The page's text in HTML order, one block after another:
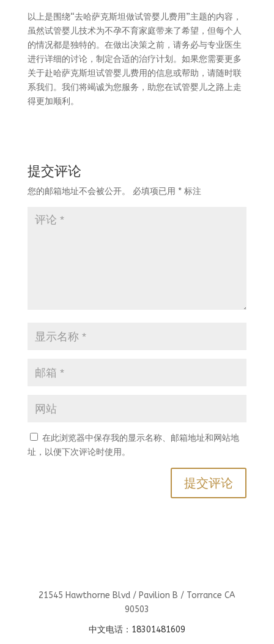
以上是围绕“去哈萨克斯坦做试管婴儿费用”主题的内容，
虽然试管婴儿技术为不孕不育家庭带来了希望，但每个人
的情况都是独特的。在做出决策之前，请务必与专业医生
进行详细的讨论，制定合适的治疗计划。如果您需要更多
关于赴哈萨克斯坦试管婴儿费用的信息或帮助，请随时联
系我们。我们将竭诚为您服务，助您在试管婴儿之路上走
得更加顺利。
提交评论
您的邮箱地址不会被公开。 必填项已用 *标注
在此浏览器中保存我的显示名称、邮箱地址和网站地
址，以便下次评论时使用。
21545 Hawthorne Blvd / Pavilion B / Torrance CA
90503
中文电话：18301481609